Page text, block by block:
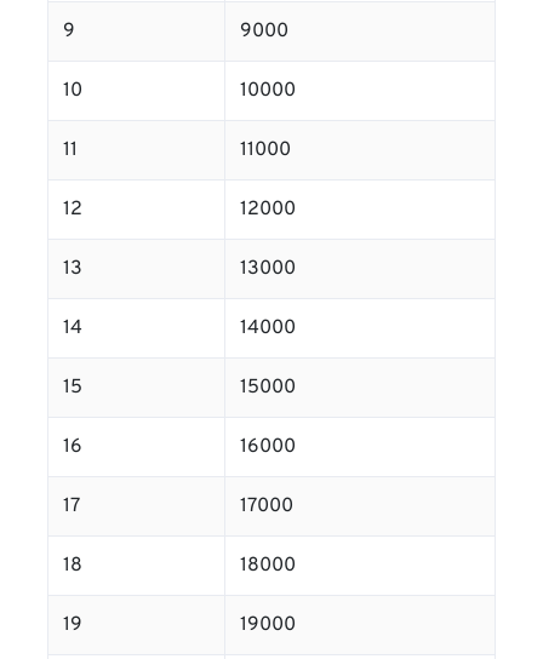
9 9000
10 10000
11 11000
12 12000
13 13000
14 14000
15 15000
16 16000
17 17000
18 18000
19 19000